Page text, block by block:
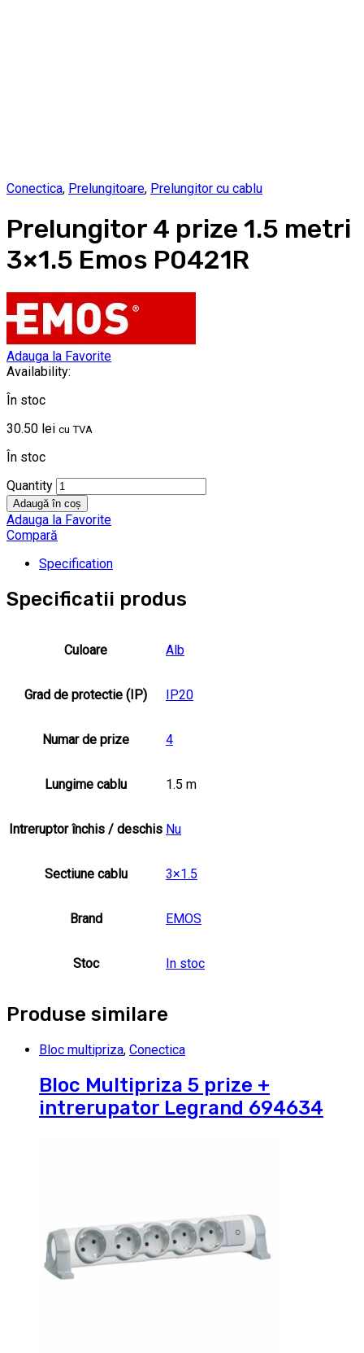
Conectica, Prelungitoare, Prelungitor cu cablu
Prelungitor 4 prize 1.5 metri
3×1.5 Emos P0421R
Adauga la Favorite
Availability:
În stoc
30.50 lei cu TVA
În stoc
Quantity
Adaugă în coș
Adauga la Favorite
Compară
Specification
Specificatii produs
Culoare Alb
Grad de protectie (IP) IP20
Numar de prize 4
Lungime cablu 1.5 m
Intreruptor închis / deschis Nu
Sectiune cablu 3×1.5
Brand EMOS
Stoc In stoc
Produse similare
Bloc multipriza, Conectica
Bloc Multipriza 5 prize +
intrerupator Legrand 694634